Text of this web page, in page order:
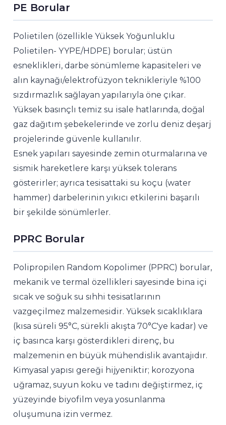
PE Borular
Polietilen (özellikle Yüksek Yoğunluklu
Polietilen- YYPE/HDPE) borular; üstün
esneklikleri, darbe sönümleme kapasiteleri ve
alın kaynağı/elektrofüzyon teknikleriyle %100
sızdırmazlık sağlayan yapılarıyla öne çıkar.
Yüksek basınçlı temiz su isale hatlarında, doğal
gaz dağıtım şebekelerinde ve zorlu deniz deşarj
projelerinde güvenle kullanılır.
Esnek yapıları sayesinde zemin oturmalarına ve
sismik hareketlere karşı yüksek tolerans
gösterirler; ayrıca tesisattaki su koçu (water
hammer) darbelerinin yıkıcı etkilerini başarılı
bir şekilde sönümlerler.
PPRC Borular
Polipropilen Random Kopolimer (PPRC) borular,
mekanik ve termal özellikleri sayesinde bina içi
sıcak ve soğuk su sıhhi tesisatlarının
vazgeçilmez malzemesidir. Yüksek sıcaklıklara
(kısa süreli 95°C, sürekli akışta 70°C'ye kadar) ve
iç basınca karşı gösterdikleri direnç, bu
malzemenin en büyük mühendislik avantajıdır.
Kimyasal yapısı gereği hijyeniktir; korozyona
uğramaz, suyun koku ve tadını değiştirmez, iç
yüzeyinde biyofilm veya yosunlanma
oluşumuna izin vermez.